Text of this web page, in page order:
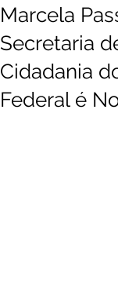
Marcela
Secretaria
Cidadania
Federal é